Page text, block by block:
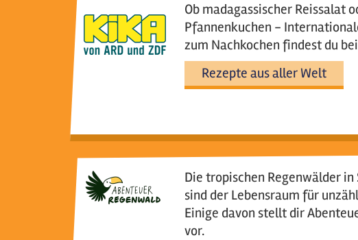
Ob madagassischer Reissalat
Pfannenkuchen -
zum Nachkochen findest du
Rezepte aus aller Welt
Die tropischen Regenwälder
sind der Lebensraum für
Einige davon stellt dir
vor.